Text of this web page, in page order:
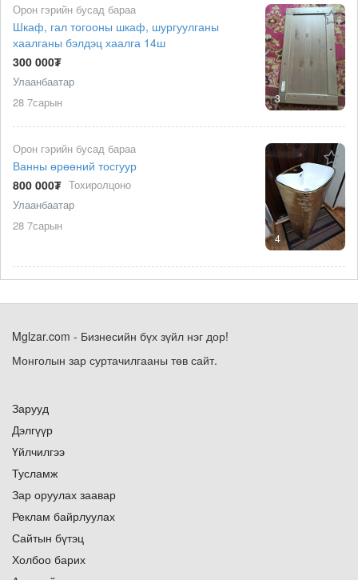
3
Орон гэрийн бусад бараа
Шкаф, гал тогооны шкаф, шургуулганы
хаалганы бэлдэц хаалга 14ш
300 000₮
Улаанбаатар
28 7сарын
4
Орон гэрийн бусад бараа
Ванны өрөөний тосгуур
800 000₮ Тохиролцоно
Улаанбаатар
28 7сарын
Mglzar.com - Бизнесийн бүх зүйл нэг дор!
Монголын зар суртачилгааны төв сайт.
Зарууд
Дэлгүүр
Үйлчилгээ
Тусламж
Зар оруулах заавар
Реклам байрлуулах
Сайтын бүтэц
Холбоо барих